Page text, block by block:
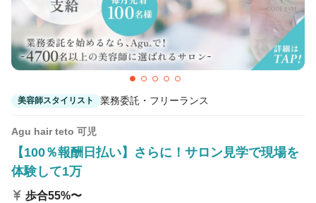
検索する
美容師スタイリスト 業務委託・フリーランス
Agu hair teto 可児
【100％報酬日払い】さらに！サロン見学で現場を
体験して1万
歩合55%〜